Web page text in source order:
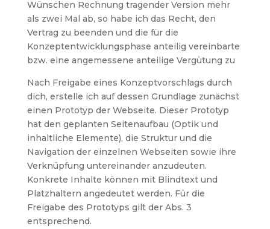
Wünschen Rechnung tragender Version mehr
als zwei Mal ab, so habe ich das Recht, den
Vertrag zu beenden und die für die
Konzeptentwicklungsphase anteilig vereinbarte
bzw. eine angemessene anteilige Vergütung zu
Nach Freigabe eines Konzeptvorschlags durch
dich, erstelle ich auf dessen Grundlage zunächst
einen Prototyp der Webseite. Dieser Prototyp
hat den geplanten Seitenaufbau (Optik und
inhaltliche Elemente), die Struktur und die
Navigation der einzelnen Webseiten sowie ihre
Verknüpfung untereinander anzudeuten.
Konkrete Inhalte können mit Blindtext und
Platzhaltern angedeutet werden. Für die
Freigabe des Prototyps gilt der Abs. 3
entsprechend.